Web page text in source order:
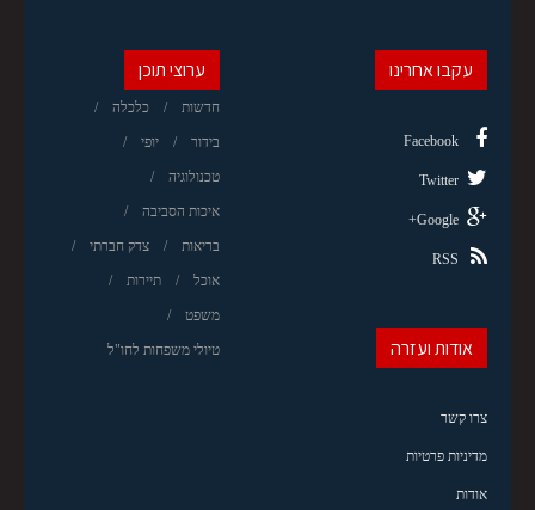
ערוצי תוכן
חדשות כלכלה
בידור יופי
טכנולוגיה
איכות הסביבה
בריאות צדק חברתי
אוכל תיירות
משפט
טיולי משפחות לחו"ל
עקבו אחרינו
Facebook
Twitter
Google+
RSS
אודות ועזרה
צרו קשר
מדיניות פרטיות
אודות